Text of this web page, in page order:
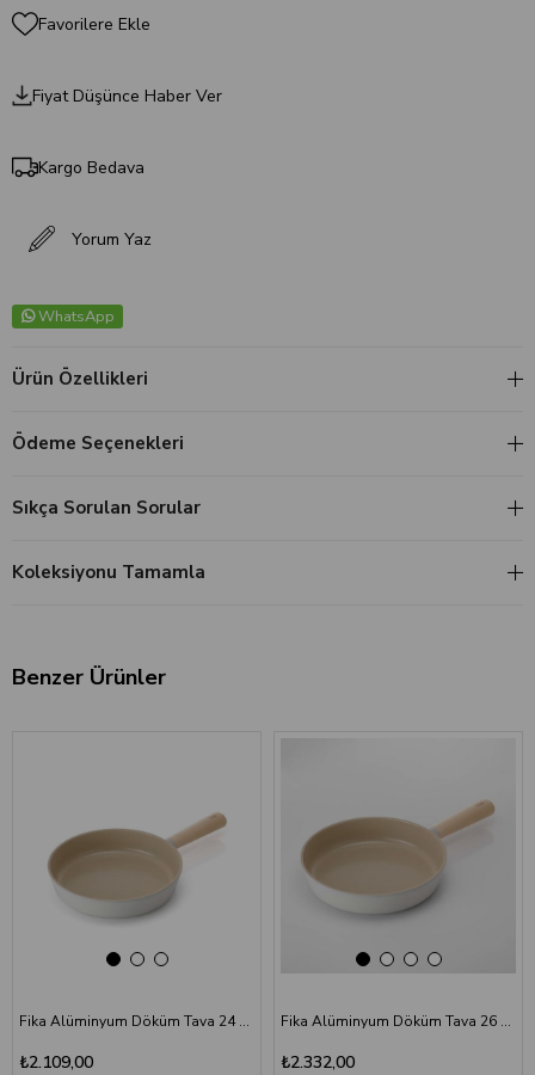
Favorilere Ekle
Fiyat Düşünce Haber Ver
Kargo Bedava
Yorum Yaz
WhatsApp
Ürün Özellikleri
Ödeme Seçenekleri
Sıkça Sorulan Sorular
Koleksiyonu Tamamla
Benzer Ürünler
Fika Alüminyum Döküm Tava 24 cm
₺2.109,00
Fika Alüminyum Döküm Tava 26 cm
₺2.332,00